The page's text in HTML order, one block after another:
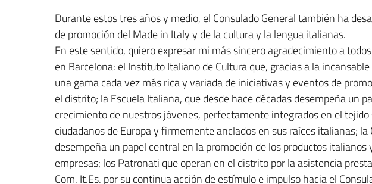
Durante estos tres años y medio, el Consulado General también ha
de promoción del Made in Italy y de la cultura y la lengua italianas.
En este sentido, quiero expresar mi más sincero agradecimiento a
en Barcelona: el Instituto Italiano de Cultura que, gracias a la
una gama cada vez más rica y variada de iniciativas y eventos de
el distrito; la Escuela Italiana, que desde hace décadas desempeña un
crecimiento de nuestros jóvenes, perfectamente integrados en el
ciudadanos de Europa y firmemente anclados en sus raíces italianas; la
desempeña un papel central en la promoción de los productos
empresas; los Patronati que operan en el distrito por la asistencia
Com. It.Es. por su continua acción de estímulo e impulso hacia el